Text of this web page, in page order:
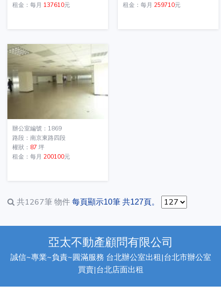
租金：每月 137610元
租金：每月 259710元
辦公室編號：1869
路段：南京東路四段
權狀： 87 坪
租金：每月 200100元
共1267筆 物件 每頁顯示10筆 共127頁。
亞太不動產顧問有限公司
誠信~專業~負責~圓滿服務 台北辦公室出租|台北市辦公室
買賣|台北店面出租